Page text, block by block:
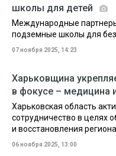
школы для детей
Международные
подземные школы для
07 ноября 2025, 14:23
Харьковщина
в фокусе – медицина
Харьковская область
сотрудничество в целях
и восстановления региона
06 ноября 2025, 13:00